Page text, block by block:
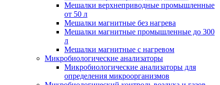
Мешалки верхнеприводные промышленные
от 50 л
Мешалки магнитные без нагрева
Мешалки магнитные промышленные до 300
л
Мешалки магнитные с нагревом
Микробиологические анализаторы
Микробиологические анализаторы для
определения микроорганизмов